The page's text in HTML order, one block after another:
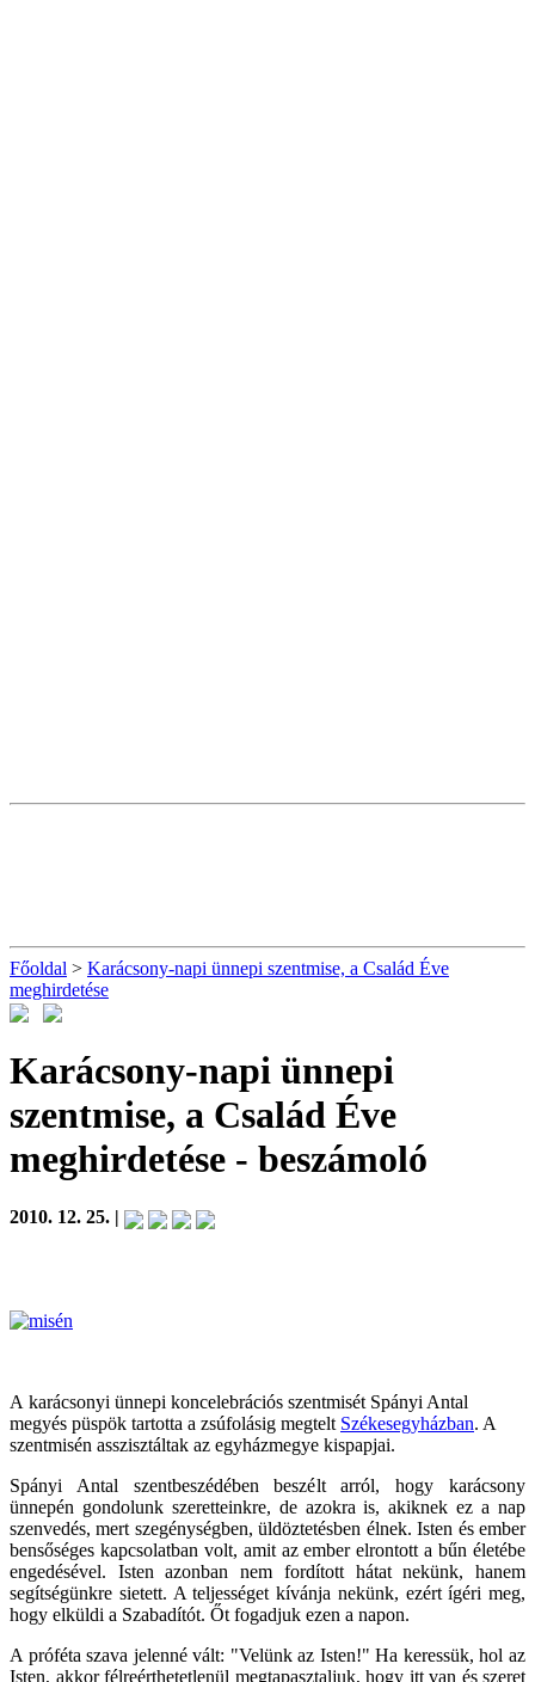
Főoldal > Karácsony-napi ünnepi szentmise, a Család Éve
meghirdetése
Karácsony-napi ünnepi
szentmise, a Család Éve
meghirdetése - beszámoló
2010. 12. 25. |
A karácsonyi ünnepi koncelebrációs szentmisét Spányi Antal
megyés püspök tartotta a zsúfolásig megtelt Székesegyházban. A
szentmisén asszisztáltak az egyházmegye kispapjai.
Spányi Antal szentbeszédében beszélt arról, hogy karácsony
ünnepén gondolunk szeretteinkre, de azokra is, akiknek ez a nap
szenvedés, mert szegénységben, üldöztetésben élnek. Isten és ember
bensőséges kapcsolatban volt, amit az ember elrontott a bűn életébe
engedésével. Isten azonban nem fordított hátat nekünk, hanem
segítségünkre sietett. A teljességet kívánja nekünk, ezért ígéri meg,
hogy elküldi a Szabadítót. Őt fogadjuk ezen a napon.
A próféta szava jelenné vált: "Velünk az Isten!" Ha keressük, hol az
Isten, akkor félreérthetetlenül megtapasztaljuk, hogy itt van és szeret